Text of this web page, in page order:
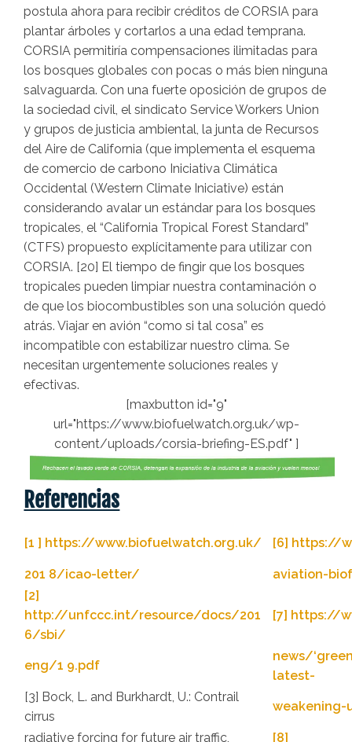
postula ahora para recibir créditos de CORSIA para
plantar árboles y cortarlos a una edad temprana.
CORSIA permitiría compensaciones ilimitadas para
los bosques globales con pocas o más bien ninguna
salvaguarda. Con una fuerte oposición de grupos de
la sociedad civil, el sindicato Service Workers Union
y grupos de justicia ambiental, la junta de Recursos
del Aire de California (que implementa el esquema
de comercio de carbono Iniciativa Climática
Occidental (Western Climate Iniciative) están
considerando avalar un estándar para los bosques
tropicales, el “California Tropical Forest Standard”
(CTFS) propuesto explícitamente para utilizar con
CORSIA. [20] El tiempo de fingir que los bosques
tropicales pueden limpiar nuestra contaminación o
de que los biocombustibles son una solución quedó
atrás. Viajar en avión “como si tal cosa” es
incompatible con estabilizar nuestro clima. Se
necesitan urgentemente soluciones reales y
efectivas.
[maxbutton id="9"
url="https://www.biofuelwatch.org.uk/wp-
content/uploads/corsia-briefing-ES.pdf" ]
Referencias
[1 ] https://www.biofuelwatch.org.uk/ [6] https://
201 8/icao-letter/
aviation-
[2]
http://unfccc.int/resource/docs/201
6/sbi/
[7] https://
eng/1 9.pdf
news/
latest-
[3] Bock, L. and Burkhardt, U.: Contrail
cirrus
weakening-
radiative forcing for future air traffic, [8]